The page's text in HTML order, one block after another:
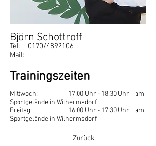
Björn Schottroff
Tel: 0170/4892106
Mail:
Trainingszeiten
Mittwoch: 17:00 Uhr - 18:30 Uhr am
Sportgelände in Wilhermsdorf
Freitag: 16:00 Uhr - 17:30 Uhr am
Sportgelände in Wilhermsdorf
Zurück